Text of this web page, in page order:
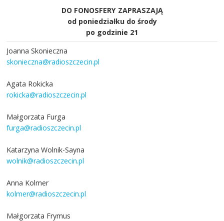
DO FONOSFERY ZAPRASZAJĄ
od poniedziałku do środy
po godzinie 21
Joanna Skonieczna
skonieczna@radioszczecin.pl
Agata Rokicka
rokicka@radioszczecin.pl
Małgorzata Furga
furga@radioszczecin.pl
Katarzyna Wolnik-Sayna
wolnik@radioszczecin.pl
Anna Kolmer
kolmer@radioszczecin.pl
Małgorzata Frymus